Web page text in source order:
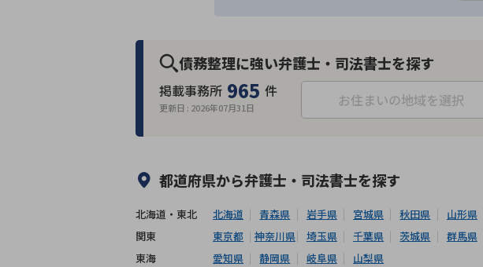
債務整理に強い弁護士・司法書士を探す
掲載事務所 965 件
更新日 : 2026年07月31日 お住まいの地域を選択
都道府県から弁護士・司法書士を探す
北海道・東北 北海道 青森県 岩手県 宮城県 秋田県 山形県
関東
東京都 神奈川県 埼玉県 千葉県 茨城県 群馬県
東海
愛知県 静岡県 岐阜県
山梨県